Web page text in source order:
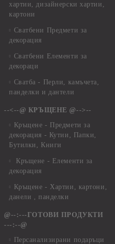
хартии, дизайнерски хартии,
картони
Сватбени Предмети за
декорация
Сватбени Елементи за
декораци
Сватба - Перли, камъчета,
панделки и дантели
--<--@ КРЪЩЕНЕ @-->--
Кръщене - Предмети за
декорация - Кутии, Папки,
Бутилки, Книги
Кръщене - Елементи за
декорация
Кръщене - Хартии, картони,
данели , панделки
@--:---ГОТОВИ ПРОДУКТИ
---:--@
Персанализирани подаръци